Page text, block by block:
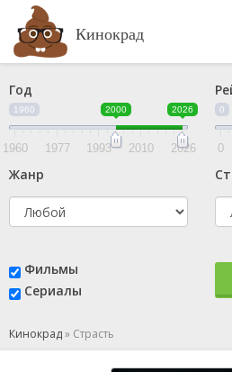
Кинокрад
Год
1960 2000 2026
1960 1977 1993 2010 2026
0
0
Жанр
Фильмы
Сериалы
Кинокрад» Страсть